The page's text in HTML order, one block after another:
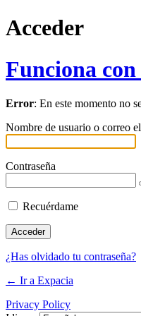
Acceder
Funciona
Error: En este momento no
Nombre de usuario o correo
Contraseña
Recuérdame
¿Has olvidado tu contraseña?
← Ir a Expacia
Privacy Policy